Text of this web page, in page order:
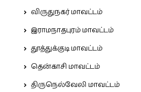
விருதுநகர் மாவட்டம்
இராமநாதபுரம் மாவட்டம்
தூத்துக்குடி மாவட்டம்
தென்காசி மாவட்டம்
திருநெல்வேலி மாவட்டம்